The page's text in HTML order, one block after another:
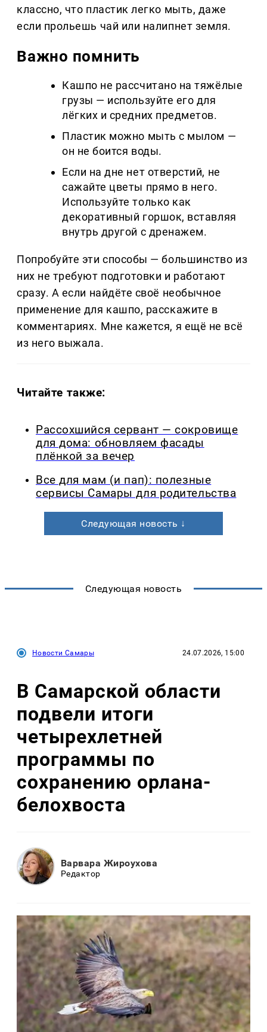
классно, что пластик легко мыть, даже
если прольешь чай или налипнет земля.
Важно помнить
Кашпо не рассчитано на тяжёлые
грузы — используйте его для
лёгких и средних предметов.
Пластик можно мыть с мылом —
он не боится воды.
Если на дне нет отверстий, не
сажайте цветы прямо в него.
Используйте только как
декоративный горшок, вставляя
внутрь другой с дренажем.
Попробуйте эти способы — большинство из
них не требуют подготовки и работают
сразу. А если найдёте своё необычное
применение для кашпо, расскажите в
комментариях. Мне кажется, я ещё не всё
из него выжала.
Читайте также:
Рассохшийся сервант — сокровище
для дома: обновляем фасады
плёнкой за вечер
Все для мам (и пап): полезные
сервисы Самары для родительства
Следующая новость ↓
Следующая новость
Новости Самары 24.07.2026, 15:00
В Самарской области
подвели итоги
четырехлетней
программы по
сохранению орлана-
белохвоста
Варвара Жироухова
Редактор